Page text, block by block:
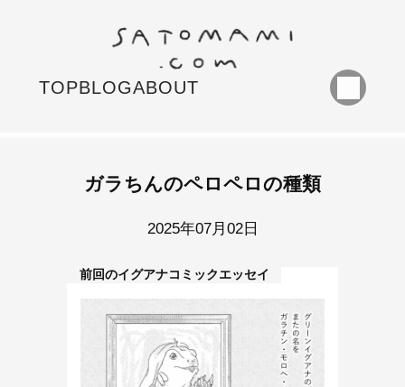
TOPBLOGABOUT
ガラちんのペロペロの種類
2025年07月02日
前回のイグアナコミックエッセイ